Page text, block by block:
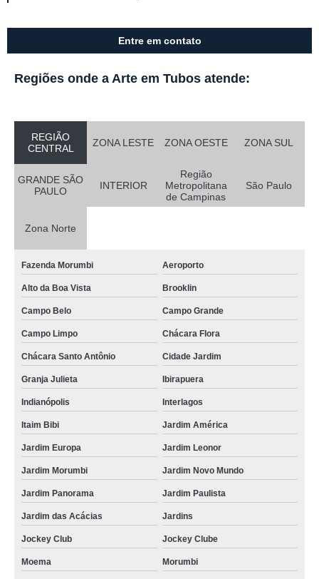
Entre em contato
Regiões onde a Arte em Tubos atende:
REGIÃO
CENTRAL
ZONA LESTE ZONA OESTE ZONA SUL
GRANDE SÃO
PAULO
INTERIOR
Região
Metropolitana
de Campinas
São Paulo
Zona Norte
Fazenda Morumbi Aeroporto
Alto da Boa Vista Brooklin
Campo Belo Campo Grande
Campo Limpo Chácara Flora
Chácara Santo Antônio Cidade Jardim
Granja Julieta Ibirapuera
Indianópolis Interlagos
Itaim Bibi Jardim América
Jardim Europa Jardim Leonor
Jardim Morumbi Jardim Novo Mundo
Jardim Panorama Jardim Paulista
Jardim das Acácias Jardins
Jockey Club Jockey Clube
Moema Morumbi